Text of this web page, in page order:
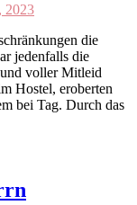
2023
die
jedenfalls die
und voller Mitleid
Hostel, eroberten
bei Tag. Durch das